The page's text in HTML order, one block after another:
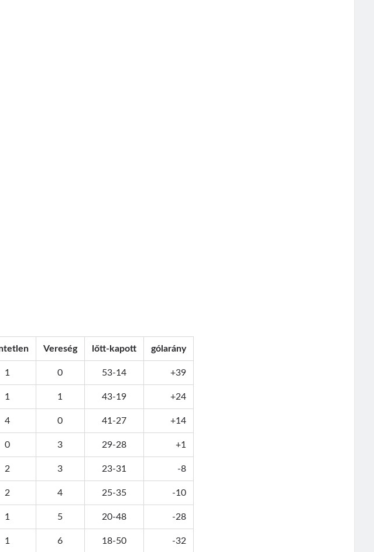
Vereség lőtt-kapott gólarány
1 0 53-14 +39
1 1 43-19 +24
4 0 41-27 +14
0 3 29-28 +1
2 3 23-31 -8
2 4 25-35 -10
1 5 20-48 -28
1 6 18-50 -32